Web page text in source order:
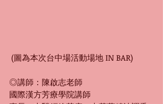
(圖為本次台中場活動場地 IN BAR)
◎講師：陳啟志老師
國際漢方芳療學院講師